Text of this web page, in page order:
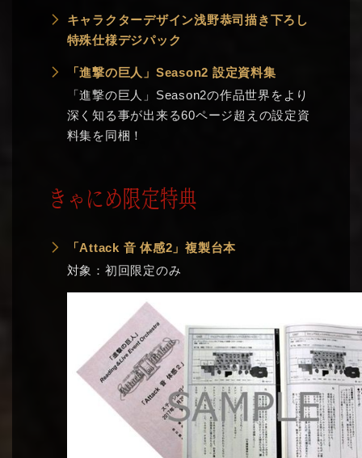
キャラクターデザイン浅野恭司描き下ろし
特殊仕様デジパック
「進撃の巨人」Season2 設定資料集
「進撃の巨人」Season2の作品世界をより
深く知る事が出来る60ページ超えの設定資
料集を同梱！
きゃにめ限定特典
「Attack 音 体感2」複製台本
対象：初回限定のみ